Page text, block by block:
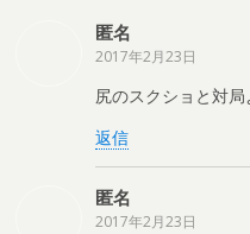
匿名
2017年2月23日
尻のスクショと対
返信
匿名
2017年2月23日